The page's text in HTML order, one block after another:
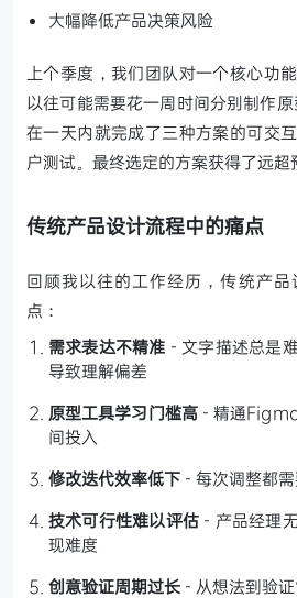
大幅降低产品决策风险
上个季度，我们团队对一个核心功
以往可能需要花一周时间分别制作
在一天内就完成了三种方案的可交
户测试。最终选定的方案获得了远超
传统产品设计流程中的痛点
回顾我以往的工作经历，传统产
点：
需求表达不精准 - 文字描述总是
导致理解偏差
原型工具学习门槛高- 精通
间投入
修改迭代效率低下 - 每次调整都
技术可行性难以评估 - 产品经理
现难度
创意验证周期过长 - 从想法到验